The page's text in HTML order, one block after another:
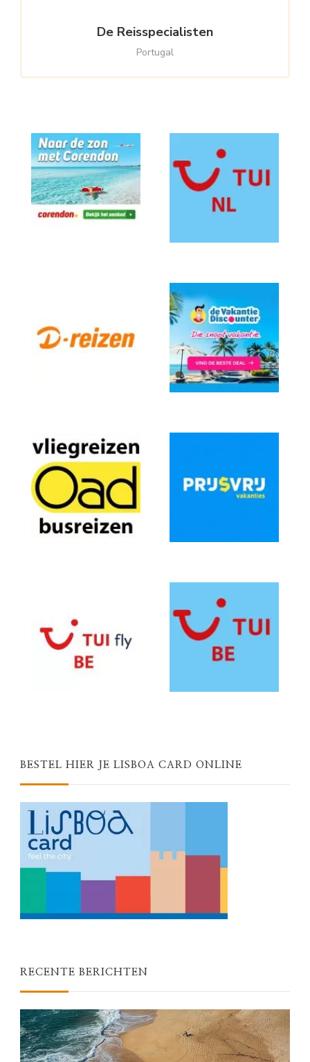
De Reisspecialisten
Portugal
BESTEL HIER JE LISBOA CARD ONLINE
RECENTE BERICHTEN